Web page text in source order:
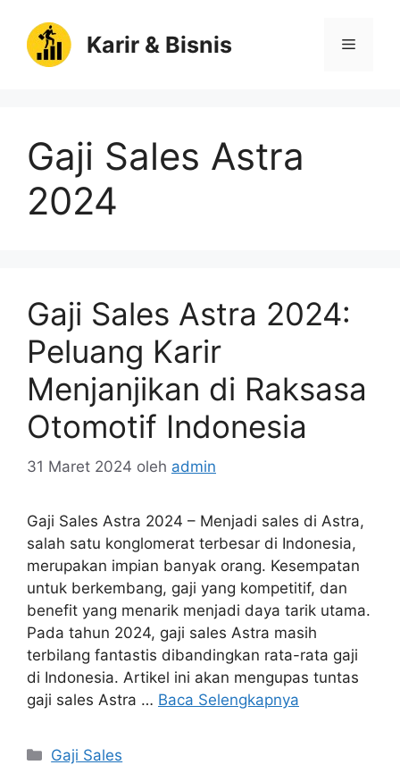
Karir & Bisnis Menu
Gaji Sales Astra
2024
Gaji Sales Astra 2024:
Peluang Karir
Menjanjikan di Raksasa
Otomotif Indonesia
31 Maret 2024 oleh admin
Gaji Sales Astra 2024 – Menjadi sales di Astra,
salah satu konglomerat terbesar di Indonesia,
merupakan impian banyak orang. Kesempatan
untuk berkembang, gaji yang kompetitif, dan
benefit yang menarik menjadi daya tarik utama.
Pada tahun 2024, gaji sales Astra masih
terbilang fantastis dibandingkan rata-rata gaji
di Indonesia. Artikel ini akan mengupas tuntas
gaji sales Astra … Baca Selengkapnya
Kategori
Gaji Sales